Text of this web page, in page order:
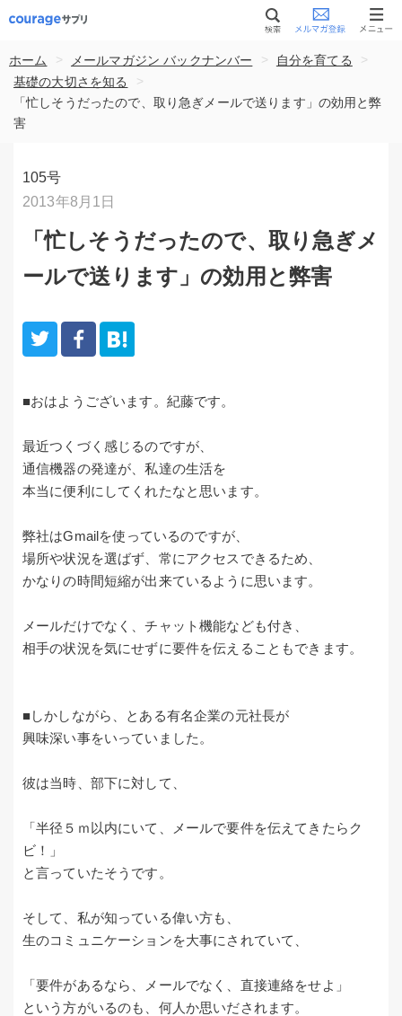
ホーム > メールマガジン バックナンバー > 自分を育てる
>
基礎の大切さを知る
>
「忙しそうだったので、取り急ぎメールで送ります」の効用と弊
害
105号
2013年8月1日
「忙しそうだったので、取り急ぎメ
ールで送ります」の効用と弊害
■おはようございます。紀藤です。
最近つくづく感じるのですが、
通信機器の発達が、私達の生活を
本当に便利にしてくれたなと思います。
弊社はGmailを使っているのですが、
場所や状況を選ばず、常にアクセスできるため、
かなりの時間短縮が出来ているように思います。
メールだけでなく、チャット機能なども付き、
相手の状況を気にせずに要件を伝えることもできます。
■しかしながら、とある有名企業の元社長が
興味深い事をいっていました。
彼は当時、部下に対して、
「半径５ｍ以内にいて、メールで要件を伝えてきたらク
ビ！」
と言っていたそうです。
そして、私が知っている偉い方も、
生のコミュニケーションを大事にされていて、
「要件があるなら、メールでなく、直接連絡をせよ」
という方がいるのも、何人か思いだされます。